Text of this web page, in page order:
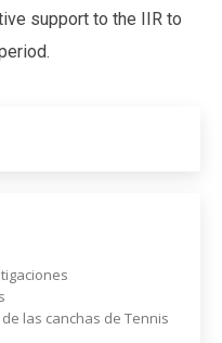
support to the IIR to
las canchas de Tennis